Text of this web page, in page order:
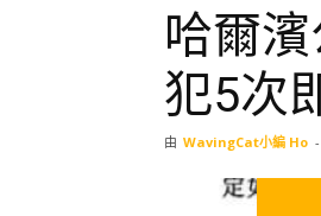
哈爾
犯5次
由 WavingCat小編 Ho -